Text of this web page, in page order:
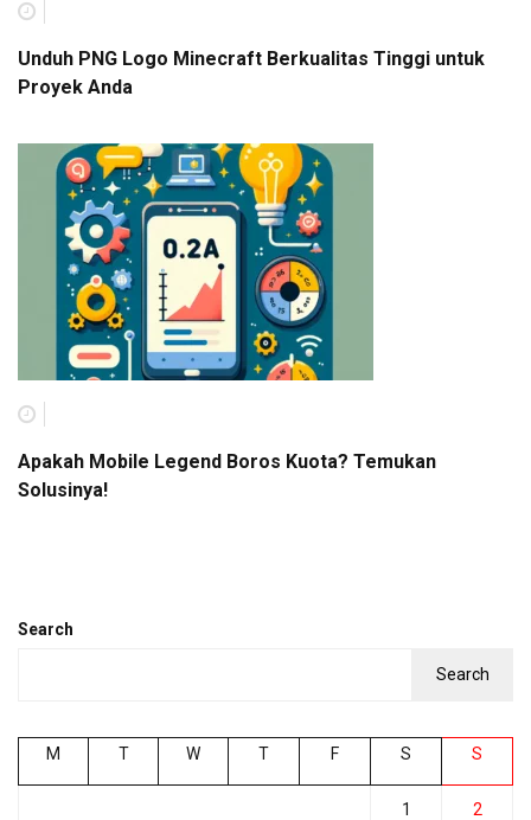
Unduh PNG Logo Minecraft Berkualitas Tinggi untuk
Proyek Anda
Apakah Mobile Legend Boros Kuota? Temukan
Solusinya!
Search
Search
M T W T F S S
1 2